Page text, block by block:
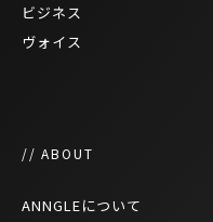
ビジネス
ヴォイス
// ABOUT
ANNGLEについて